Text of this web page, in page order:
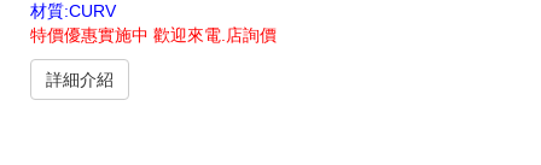
材質:CURV
特價優惠實施中 歡迎來電.店詢價
詳細介紹